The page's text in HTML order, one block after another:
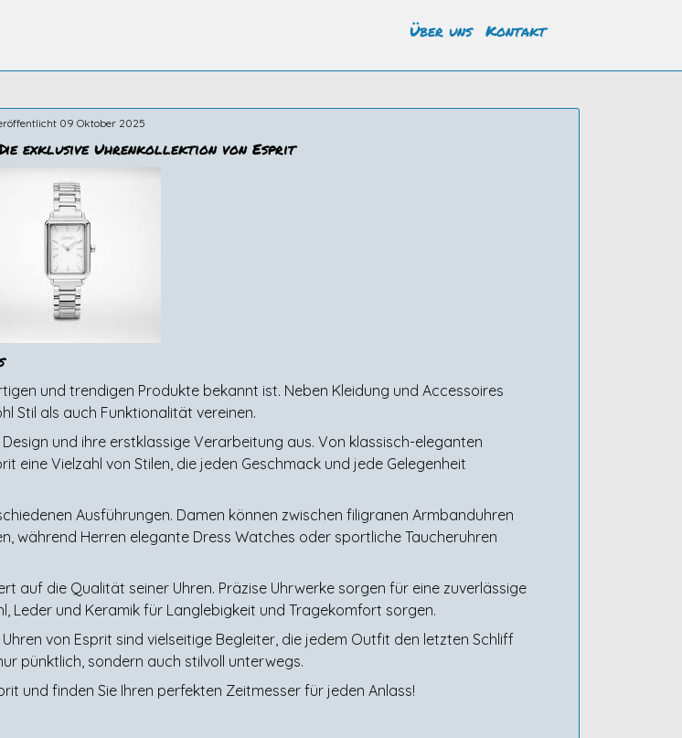
Über uns Kontakt
09 Oktober 2025
exklusive Uhrenkollektion von Esprit
und trendigen Produkte bekannt ist. Neben Kleidung und Accessoires
Stil als auch Funktionalität vereinen.
und ihre erstklassige Verarbeitung aus. Von klassisch-eleganten
eine Vielzahl von Stilen, die jeden Geschmack und jede Gelegenheit
Ausführungen. Damen können zwischen filigranen Armbanduhren
während Herren elegante Dress Watches oder sportliche Taucheruhren
auf die Qualität seiner Uhren. Präzise Uhrwerke sorgen für eine zuverlässige
Leder und Keramik für Langlebigkeit und Tragekomfort sorgen.
von Esprit sind vielseitige Begleiter, die jedem Outfit den letzten Schliff
pünktlich, sondern auch stilvoll unterwegs.
und finden Sie Ihren perfekten Zeitmesser für jeden Anlass!